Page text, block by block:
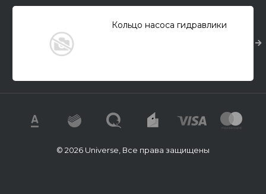
Кольцо насоса гидравлики
© 2026 Universe, Все права защищены